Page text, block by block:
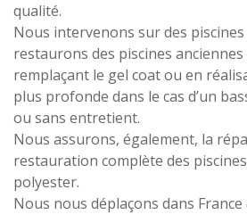
qualité.
Nous intervenons sur des
restaurons des piscines
remplaçant le gel coat ou en
plus profonde dans le cas d’un
ou sans entretient.
Nous assurons, également, la
restauration complète des
polyester.
Nous nous déplaçons dans